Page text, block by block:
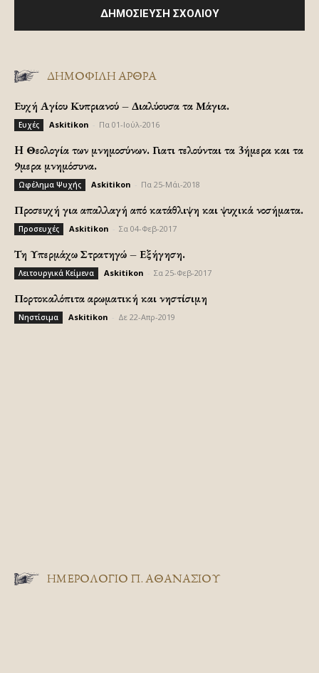
ΔΗΜΟΦΙΛΗ ΑΡΘΡΑ
Ευχή Αγίου Κυπριανού – Διαλύουσα τα Μάγια.
Ευχές Askitikon Πα 01-Ιούλ-2016
H Θεολογία των μνημοσύνων. Γιατι τελούνται τα 3ήμερα και τα
9μερα μνημόσυνα.
Ωφέλημα Ψυχής Askitikon Πα 25-Μάι-2018
Προσευχή για απαλλαγή από κατάθλιψη και ψυχικά νοσήματα.
Προσευχές Askitikon Σα 04-Φεβ-2017
Τη Υπερμάχω Στρατηγώ – Εξήγηση.
Λειτουργικά Κείμενα Askitikon Σα 25-Φεβ-2017
Πορτοκαλόπιτα αρωματική και νηστίσιμη
Νηστίσιμα Askitikon Δε 22-Απρ-2019
ΗΜΕΡΟΛΟΓΙΟ Π. ΑΘΑΝΑΣΙΟΥ